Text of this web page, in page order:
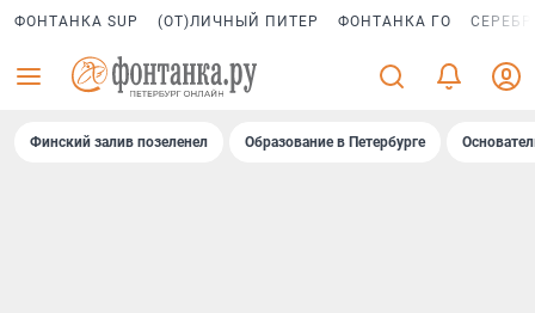
ФОНТАНКА SUP (ОТ)ЛИЧНЫЙ ПИТЕР ФОНТАНКА ГО
Финский залив позеленел Образование в Петербурге